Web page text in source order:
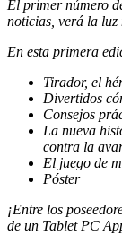
El primer número
noticias, verá la luz
En esta primera
Tirador, el
Divertidos
Consejos
La nueva
contra la
El juego de
Póster
¡Entre los
de un Tablet PC